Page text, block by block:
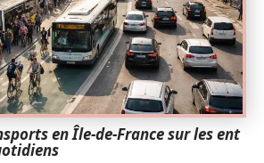
en Île-de-France sur les ent